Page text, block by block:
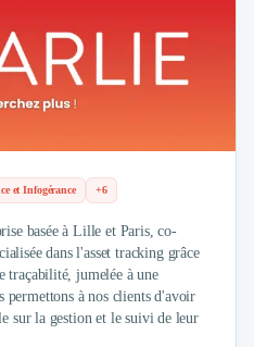
et Infogérance +6
basée à Lille et Paris, co-
dans l'asset tracking grâce
traçabilité, jumelée à une
à nos clients d'avoir
sur la gestion et le suivi de leur